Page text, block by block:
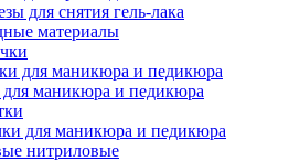
для снятия гель-лака
материалы
для маникюра и педикюра
маникюра и педикюра
для маникюра и педикюра
нитриловые